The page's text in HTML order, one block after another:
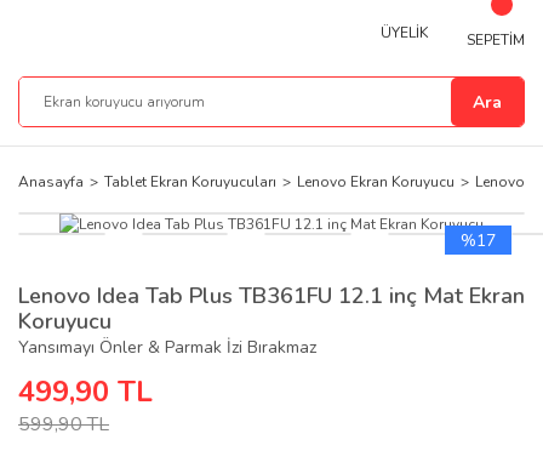
Ara
ÜYELİK SEPETİM
Anasayfa Tablet Ekran Koruyucuları Lenovo Ekran Koruyucu Lenovo
%17
Lenovo Idea Tab Plus TB361FU 12.1 inç Mat Ekran
Koruyucu
Yansımayı Önler & Parmak İzi Bırakmaz
499,90 TL
599,90 TL